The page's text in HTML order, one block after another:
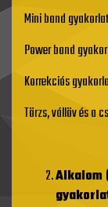
Mini band
Power band
Korrekciós
Törzs, vállöv és a
Alkalom